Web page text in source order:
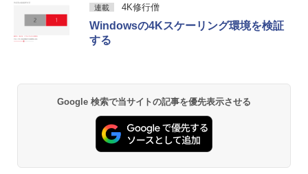
￥770
￥832
ONE PIECE モノクロ版 115 (ジャンプコミッ
連載 4K修行僧
Windowsの4Kスケーリング環境を検証
する
Google 検索で当サイトの記事を優先表示させる